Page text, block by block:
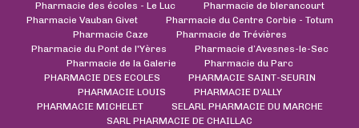
Pharmacie des écoles - Le Luc
Pharmacie de blerancourt
Pharmacie Vauban Givet
Pharmacie du Centre Corbie - Totum
Pharmacie Caze
Pharmacie de Trévières
Pharmacie du Pont de l'Yères
Pharmacie d’Avesnes-le-Sec
Pharmacie de la Galerie
Pharmacie du Parc
PHARMACIE DES ECOLES
PHARMACIE SAINT-SEURIN
PHARMACIE LOUIS
PHARMACIE D'ALLY
PHARMACIE MICHELET
SELARL PHARMACIE DU MARCHE
SARL PHARMACIE DE CHAILLAC